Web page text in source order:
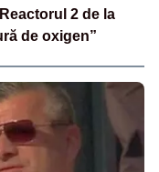
2 de la
de oxigen”